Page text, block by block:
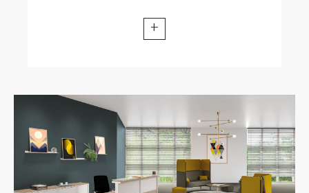
+
relative à l’informatique, aux fichiers et aux
libertés. Loi n° 2004-575 du 21 juin 2004 pour
Utilisateur : Internaute se connectant, utilisant
le site susnommé. Informations personnelles :
« les informations qui permettent, sous quelque
forme que ce soit, directement ou non,
l’identification des personnes physiques
auxquelles elles s’appliquent » (article 4 de la
loi n° 78-17 du 6 janvier 1978).